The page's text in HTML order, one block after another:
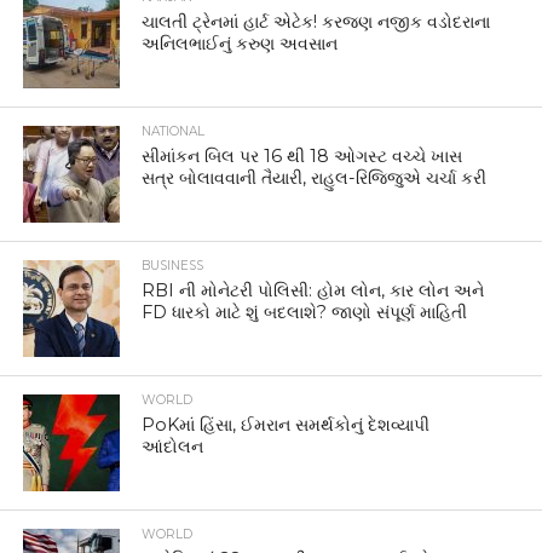
ચાલતી ટ્રેનમાં હાર્ટ એટેક! કરજણ નજીક વડોદરાના
અનિલભાઈનું કરુણ અવસાન
NATIONAL
સીમાંકન બિલ પર 16 થી 18 ઓગસ્ટ વચ્ચે ખાસ
સત્ર બોલાવવાની તૈયારી, રાહુલ-રિજિજુએ ચર્ચા કરી
BUSINESS
RBI ની મોનેટરી પોલિસી: હોમ લોન, કાર લોન અને
FD ધારકો માટે શું બદલાશે? જાણો સંપૂર્ણ માહિતી
WORLD
PoKમાં હિંસા, ઈમરાન સમર્થકોનું દેશવ્યાપી
આંદોલન
WORLD